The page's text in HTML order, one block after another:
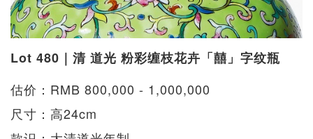
Lot 480｜清 道光 粉彩缠枝花卉「囍」字纹瓶
估价：RMB 800,000 - 1,000,000
尺寸：高24cm